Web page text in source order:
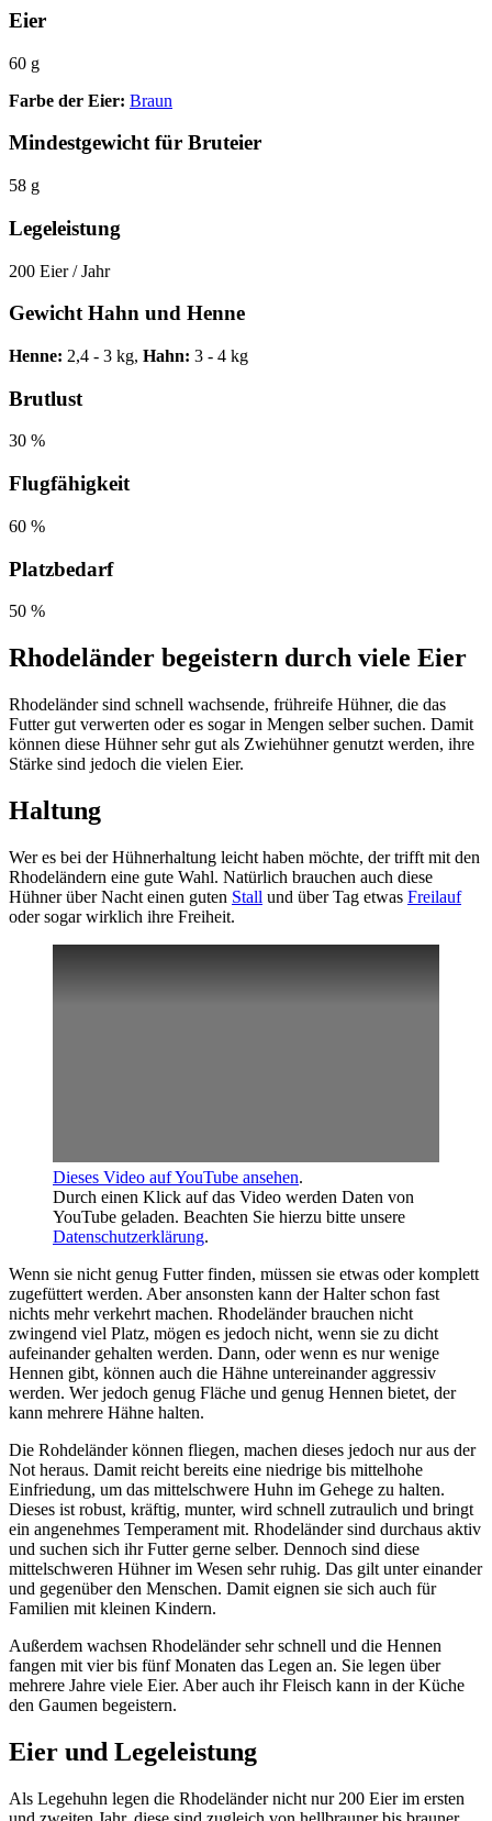
Eier
60 g
Farbe der Eier: Braun
Mindestgewicht für Bruteier
58 g
Legeleistung
200 Eier / Jahr
Gewicht Hahn und Henne
Henne: 2,4 - 3 kg, Hahn: 3 - 4 kg
Brutlust
30 %
Flugfähigkeit
60 %
Platzbedarf
50 %
Rhodeländer begeistern durch viele Eier
Rhodeländer sind schnell wachsende, frühreife Hühner, die das
Futter gut verwerten oder es sogar in Mengen selber suchen. Damit
können diese Hühner sehr gut als Zwiehühner genutzt werden, ihre
Stärke sind jedoch die vielen Eier.
Haltung
Wer es bei der Hühnerhaltung leicht haben möchte, der trifft mit den
Rhodeländern eine gute Wahl. Natürlich brauchen auch diese
Hühner über Nacht einen guten Stall und über Tag etwas Freilauf
oder sogar wirklich ihre Freiheit.
Dieses Video auf YouTube ansehen.
Durch einen Klick auf das Video werden Daten von
YouTube geladen. Beachten Sie hierzu bitte unsere
Datenschutzerklärung.
Wenn sie nicht genug Futter finden, müssen sie etwas oder komplett
zugefüttert werden. Aber ansonsten kann der Halter schon fast
nichts mehr verkehrt machen. Rhodeländer brauchen nicht
zwingend viel Platz, mögen es jedoch nicht, wenn sie zu dicht
aufeinander gehalten werden. Dann, oder wenn es nur wenige
Hennen gibt, können auch die Hähne untereinander aggressiv
werden. Wer jedoch genug Fläche und genug Hennen bietet, der
kann mehrere Hähne halten.
Die Rohdeländer können fliegen, machen dieses jedoch nur aus der
Not heraus. Damit reicht bereits eine niedrige bis mittelhohe
Einfriedung, um das mittelschwere Huhn im Gehege zu halten.
Dieses ist robust, kräftig, munter, wird schnell zutraulich und bringt
ein angenehmes Temperament mit. Rhodeländer sind durchaus aktiv
und suchen sich ihr Futter gerne selber. Dennoch sind diese
mittelschweren Hühner im Wesen sehr ruhig. Das gilt unter einander
und gegenüber den Menschen. Damit eignen sie sich auch für
Familien mit kleinen Kindern.
Außerdem wachsen Rhodeländer sehr schnell und die Hennen
fangen mit vier bis fünf Monaten das Legen an. Sie legen über
mehrere Jahre viele Eier. Aber auch ihr Fleisch kann in der Küche
den Gaumen begeistern.
Eier und Legeleistung
Als Legehuhn legen die Rhodeländer nicht nur 200 Eier im ersten